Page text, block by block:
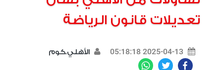
تعديلات قانون الرياضة
2025-04-13 05:18:18 الأهلي.كوم
Facebook
Twitter